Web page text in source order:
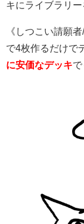
キにライブラリー
《しつこい請願
で4枚作るだけで
に安価なデッキで